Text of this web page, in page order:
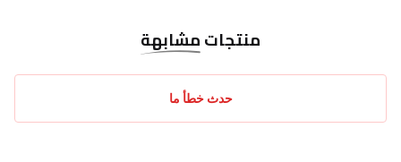
منتجاتمشابهة
حدث خطأ ما